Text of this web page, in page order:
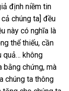
định niềm tin
chúng ta] đều
này có nghĩa là
thể thiếu, cần
quả… không
bằng chứng, mà
chúng ta thông